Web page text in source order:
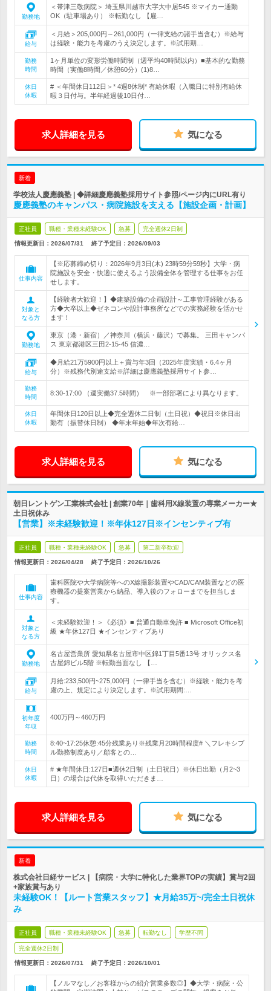
勤務地
＜帯津三敬病院＞ 埼玉県川越市大字大中居545 ※マイカー通勤
OK（駐車場あり） ※転勤なし 【雇…
給与
＜月給＞205,000円～261,000円（一律支給の諸手当含む）※給与
は経験・能力を考慮のうえ決定します。※試用期…
勤務
時間
1ヶ月単位の変形労働時間制（週平均40時間以内）■基本的な勤務
時間（実働8時間／休憩60分）(1)8…
休日
休暇
# ＜年間休日112日＞* 4週8休制* 有給休暇（入職日に特別有給休
暇３日付与。半年経過後10日付…
求人詳細を見る 気になる
新着
学校法人慶應義塾 | ◆詳細慶應義塾採用サイト参照/ページ内にURL有り
慶應義塾のキャンパス・病院施設を支える【施設企画・計画】
正社員 職種・業種未経験OK 急募 完全週休2日制
情報更新日：2026/07/31 終了予定日： 2026/09/03
仕事内容
【※応募締め切り：2026年9月3日(木) 23時59分59秒】大学・病
院施設を安全・快適に使えるよう設備全体を管理する仕事をお任
せします。
対象と
なる方
【経験者大歓迎！】◆建築設備の企画設計～工事管理経験がある
方◆大卒以上◆ゼネコンや設計事務所などでの実務経験を活かせ
ます！
勤務地
東京（港・新宿）／神奈川（横浜・藤沢）で募集。 三田キャンパ
ス 東京都港区三田2-15-45 信濃…
給与
◆月給21万5900円以上＋賞与年3回（2025年度実績・6.4ヶ月
分）※残務代別途支給※詳細は慶應義塾採用サイト参…
勤務
時間
8:30-17:00 （週実働37.5時間） ※一部部署により異なります。
休日
休暇
年間休日120日以上◆完全週休二日制（土日祝）◆祝日※休日出
勤有（振替休日制） ◆年末年始◆年次有給…
求人詳細を見る 気になる
朝日レントゲン工業株式会社 | 創業70年｜歯科用X線装置の専業メーカー★
土日祝休み
【営業】※未経験歓迎！※年休127日※インセンティブ有
正社員 職種・業種未経験OK 急募 第二新卒歓迎
情報更新日：2026/04/28 終了予定日： 2026/10/26
仕事内容
歯科医院や大学病院等へのX線撮影装置やCAD/CAM装置などの医
療機器の提案営業から納品、導入後のフォローまでを担当しま
す。
対象と
なる方
＜未経験歓迎！＞《必須》■ 普通自動車免許 ■ Microsoft Office初
級 ★年休127日 ★インセンティブあり
勤務地
名古屋営業所 愛知県名古屋市中区錦1丁目5番13号 オリックス名
古屋錦ビル5階 ※転勤当面なし 【…
給与
月給:233,500円~275,000円（一律手当を含む）※経験・能力を考
慮の上、規定により決定します。※試用期間:…
初年度
年収
400万円～460万円
勤務
時間
8:40~17:25休憩:45分残業あり※残業月20時間程度# ＼フレキシブ
ル勤務制度あり／顧客との…
休日
休暇
# ★年間休日:127日■週休2日制（土日祝日）※休日出勤（月2~3
日）の場合は代休を取得いただきま…
求人詳細を見る 気になる
新着
株式会社日経サービス | 【病院・大学に特化した業界TOPの実績】賞与2回
+家族賞与あり
未経験OK！【ルート営業スタッフ】★月給35万~/完全土日祝休
み
正社員 職種・業種未経験OK 急募 転勤なし 学歴不問
完全週休2日制
情報更新日：2026/07/31 終了予定日： 2026/10/01
【ノルマなし／お客様からの紹介営業多数◎】◆大学・病院・公